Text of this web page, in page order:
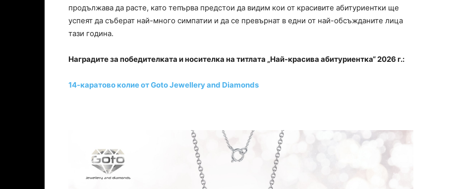
продължава да расте, като тепърва предстои да видим кои от красивите абитуриентки ще
успеят да съберат най-много симпатии и да се превърнат в едни от най-обсъжданите лица
тази година.
Наградите за победителката и носителка на титлата „Най-красива абитуриентка“ 2026 г.:
14-каратово колие от Goto Jewellery and Diamonds